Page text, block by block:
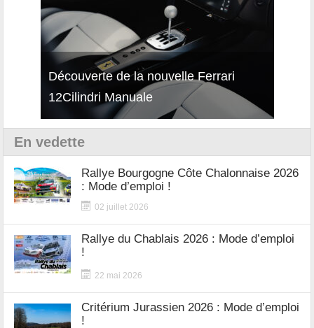
Découverte de la nouvelle Ferrari
12Cilindri Manuale
En vedette
Rallye Bourgogne Côte Chalonnaise 2026
: Mode d’emploi !
02 juillet 2026
Rallye du Chablais 2026 : Mode d’emploi
!
22 mai 2026
Critérium Jurassien 2026 : Mode d’emploi
!